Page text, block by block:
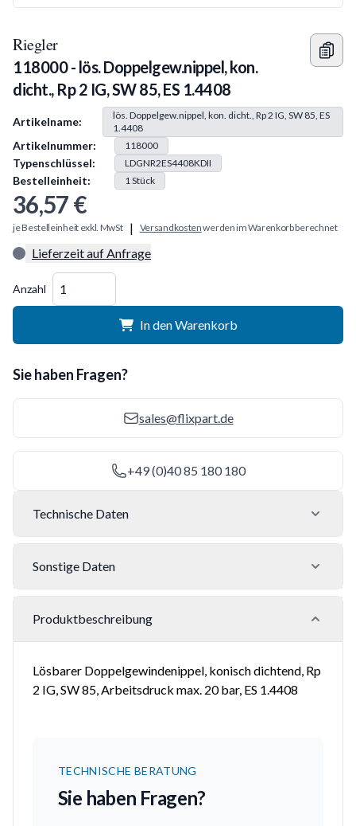
Riegler
118000 - lös. Doppelgew.nippel, kon.
dicht., Rp 2 IG, SW 85, ES 1.4408
Produkt Information
Artikelname:
lös. Doppelgew.nippel, kon. dicht., Rp 2 IG, SW 85, ES
1.4408
Artikelnummer: 118000
Typenschlüssel: LDGNR2ES4408KDII
Bestelleinheit: 1Stück
36,57 €
je Bestelleinheit exkl. MwSt | Versandkostenwerden im Warenkorb berechnet
Lieferzeit auf Anfrage
Anzahl
In den Warenkorb
Sie haben Fragen?
sales@flixpart.de
+49 (0)40 85 180 180
Technische Daten
Sonstige Daten
Produktbeschreibung
Lösbarer Doppelgewindenippel, konisch dichtend, Rp
2 IG, SW 85, Arbeitsdruck max. 20 bar, ES 1.4408
TECHNISCHE BERATUNG
Sie haben Fragen?